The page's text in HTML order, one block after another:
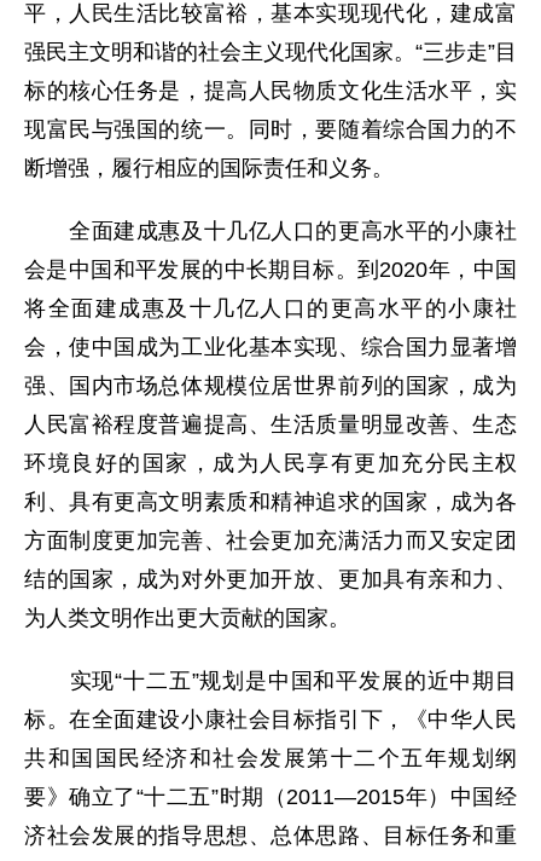
平，人民生活比较富裕，基本实现现代化，建成富
强民主文明和谐的社会主义现代化国家。“三步走”目
标的核心任务是，提高人民物质文化生活水平，实
现富民与强国的统一。同时，要随着综合国力的不
断增强，履行相应的国际责任和义务。
全面建成惠及十几亿人口的更高水平的小康社
会是中国和平发展的中长期目标。到2020年，中国
将全面建成惠及十几亿人口的更高水平的小康社
会，使中国成为工业化基本实现、综合国力显著增
强、国内市场总体规模位居世界前列的国家，成为
人民富裕程度普遍提高、生活质量明显改善、生态
环境良好的国家，成为人民享有更加充分民主权
利、具有更高文明素质和精神追求的国家，成为各
方面制度更加完善、社会更加充满活力而又安定团
结的国家，成为对外更加开放、更加具有亲和力、
为人类文明作出更大贡献的国家。
实现“十二五”规划是中国和平发展的近中期目
标。在全面建设小康社会目标指引下，《中华人民
共和国国民经济和社会发展第十二个五年规划纲
要》确立了“十二五”时期（2011—2015年）中国经
济社会发展的指导思想、总体思路、目标任务和重